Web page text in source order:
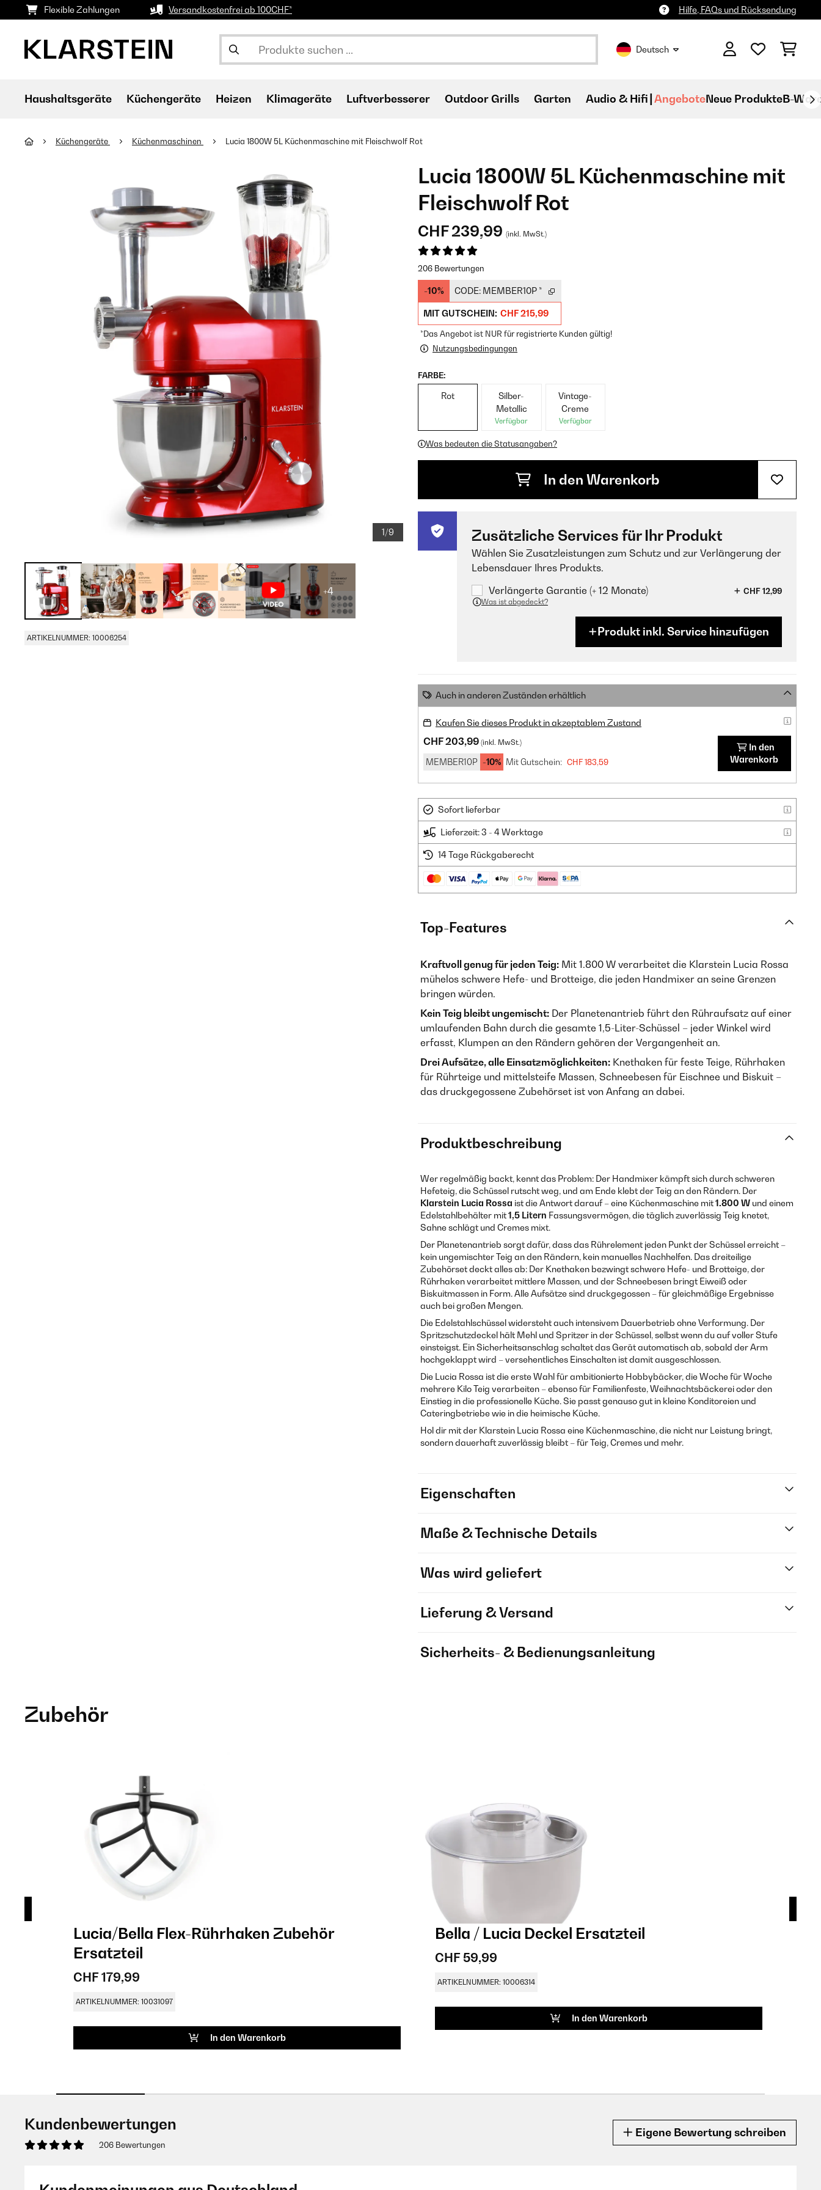
Flexible Zahlungen Versandkostenfrei ab 100CHF* Hilfe, FAQs und Rücksendung
Deutsch
Haushaltsgeräte Küchengeräte Heizen Klimageräte Luftverbesserer Outdoor Grills Garten Audio & Hifi AngeboteNeue ProdukteB-
Küchengeräte Küchenmaschinen Lucia 1800W 5L Küchenmaschine mit Fleischwolf Rot
1/9
+4
ARTIKELNUMMER: 10006254
Lucia 1800W 5L Küchenmaschine mit
Fleischwolf Rot
CHF 239,99 (inkl. MwSt.)
206 Bewertungen
-10% CODE: MEMBER10P *
MIT GUTSCHEIN: CHF 215,99
*Das Angebot ist NUR für registrierte Kunden gültig!
Nutzungsbedingungen
FARBE:
Rot
Silber-
Metallic
Verfügbar
Vintage-
Creme
Verfügbar
Was bedeuten die Statusangaben?
In den Warenkorb
Zusätzliche Services für Ihr Produkt
Wählen Sie Zusatzleistungen zum Schutz und zur Verlängerung der
Lebensdauer Ihres Produkts.
Verlängerte Garantie (+ 12 Monate)
CHF 12,99
Was ist abgedeckt?
Produkt inkl. Service hinzufügen
Auch in anderen Zuständen erhältlich
Kaufen Sie dieses Produkt in akzeptablem Zustand
CHF 203,99 (inkl. MwSt.)
MEMBER10P -10% Mit Gutschein: CHF 183,59
In den
Warenkorb
Sofort lieferbar
Lieferzeit: 3 - 4 Werktage
14 Tage Rückgaberecht
Top-Features
Kraftvoll genug für jeden Teig: Mit 1.800 W verarbeitet die Klarstein Lucia Rossa
mühelos schwere Hefe- und Brotteige, die jeden Handmixer an seine Grenzen
bringen würden.
Kein Teig bleibt ungemischt: Der Planetenantrieb führt den Rühraufsatz auf einer
umlaufenden Bahn durch die gesamte 1,5-Liter-Schüssel – jeder Winkel wird
erfasst, Klumpen an den Rändern gehören der Vergangenheit an.
Drei Aufsätze, alle Einsatzmöglichkeiten: Knethaken für feste Teige, Rührhaken
für Rührteige und mittelsteife Massen, Schneebesen für Eischnee und Biskuit –
das druckgegossene Zubehörset ist von Anfang an dabei.
Produktbeschreibung
Wer regelmäßig backt, kennt das Problem: Der Handmixer kämpft sich durch schweren
Hefeteig, die Schüssel rutscht weg, und am Ende klebt der Teig an den Rändern. Der
Klarstein Lucia Rossa ist die Antwort darauf – eine Küchenmaschine mit1.800 W und einem
Edelstahlbehälter mit1,5 Litern Fassungsvermögen, die täglich zuverlässig Teig knetet,
Sahne schlägt und Cremes mixt.
Der Planetenantrieb sorgt dafür, dass das Rührelement jeden Punkt der Schüssel erreicht –
kein ungemischter Teig an den Rändern, kein manuelles Nachhelfen. Das dreiteilige
Zubehörset deckt alles ab: Der Knethaken bezwingt schwere Hefe- und Brotteige, der
Rührhaken verarbeitet mittlere Massen, und der Schneebesen bringt Eiweiß oder
Biskuitmassen in Form. Alle Aufsätze sind druckgegossen – für gleichmäßige Ergebnisse
auch bei großen Mengen.
Die Edelstahlschüssel widersteht auch intensivem Dauerbetrieb ohne Verformung. Der
Spritzschutzdeckel hält Mehl und Spritzer in der Schüssel, selbst wenn du auf voller Stufe
einsteigst. Ein Sicherheitsanschlag schaltet das Gerät automatisch ab, sobald der Arm
hochgeklappt wird – versehentliches Einschalten ist damit ausgeschlossen.
Die Lucia Rossa ist die erste Wahl für ambitionierte Hobbybäcker, die Woche für Woche
mehrere Kilo Teig verarbeiten – ebenso für Familienfeste, Weihnachtsbäckerei oder den
Einstieg in die professionelle Küche. Sie passt genauso gut in kleine Konditoreien und
Cateringbetriebe wie in die heimische Küche.
Hol dir mit der Klarstein Lucia Rossa eine Küchenmaschine, die nicht nur Leistung bringt,
sondern dauerhaft zuverlässig bleibt – für Teig, Cremes und mehr.
Eigenschaften
Maße & Technische Details
Was wird geliefert
Lieferung & Versand
Sicherheits- & Bedienungsanleitung
Zubehör
Lucia/Bella Flex-Rührhaken Zubehör
Ersatzteil
CHF 179,99
ARTIKELNUMMER: 10031097
In den Warenkorb
Bella / Lucia Deckel Ersatzteil
CHF 59,99
ARTIKELNUMMER: 10006314
In den Warenkorb
Kundenbewertungen
206 Bewertungen
Eigene Bewertung schreiben